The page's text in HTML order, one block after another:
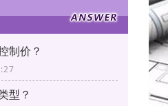
制价？
型？